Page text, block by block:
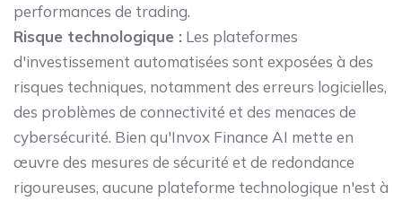
performances de trading.
Risque technologique : Les plateformes
d'investissement automatisées sont exposées à des
risques techniques, notamment des erreurs logicielles,
des problèmes de connectivité et des menaces de
cybersécurité. Bien qu'Invox Finance AI mette en
œuvre des mesures de sécurité et de redondance
rigoureuses, aucune plateforme technologique n'est à